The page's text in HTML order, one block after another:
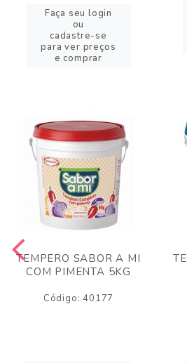
Faça seu login
ou
cadastre-se
para ver preços
e comprar
TEMPERO SABOR A MI
COM PIMENTA 5KG
Código: 40177